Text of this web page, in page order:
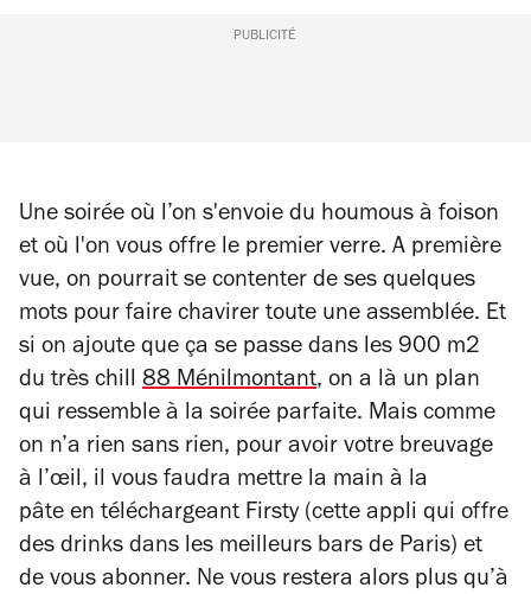
PUBLICITÉ
Une soirée où l’on s'envoie du houmous à foison
et où l'on vous offre le premier verre. A première
vue, on pourrait se contenter de ses quelques
mots pour faire chavirer toute une assemblée. Et
si on ajoute que ça se passe dans les 900 m2
du très chill 88 Ménilmontant, on a là un plan
qui ressemble à la soirée parfaite. Mais comme
on n’a rien sans rien, pour avoir votre breuvage
à l’œil, il vous faudra mettre la main à la
pâte en téléchargeant Firsty (cette appli qui offre
des drinks dans les meilleurs bars de Paris) et
de vous abonner. Ne vous restera alors plus qu’à